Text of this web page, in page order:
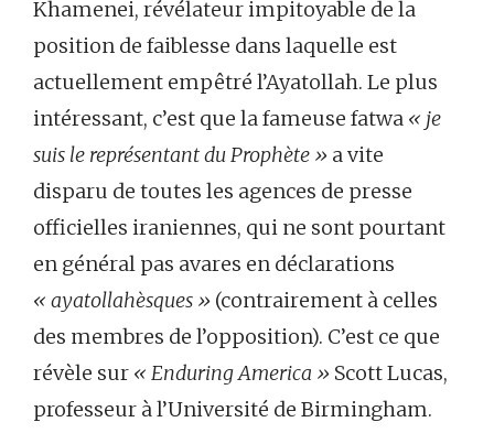
Khamenei, révélateur impitoyable de la
position de faiblesse dans laquelle est
actuellement empêtré l’Ayatollah. Le plus
intéressant, c’est que la fameuse fatwa « je
suis le représentant du Prophète » a vite
disparu de toutes les agences de presse
officielles iraniennes, qui ne sont pourtant
en général pas avares en déclarations
« ayatollahèsques » (contrairement à celles
des membres de l’opposition). C’est ce que
révèle sur « Enduring America » Scott Lucas,
professeur à l’Université de Birmingham.